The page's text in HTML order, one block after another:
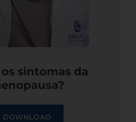
sintomas da
DOWNLOAD